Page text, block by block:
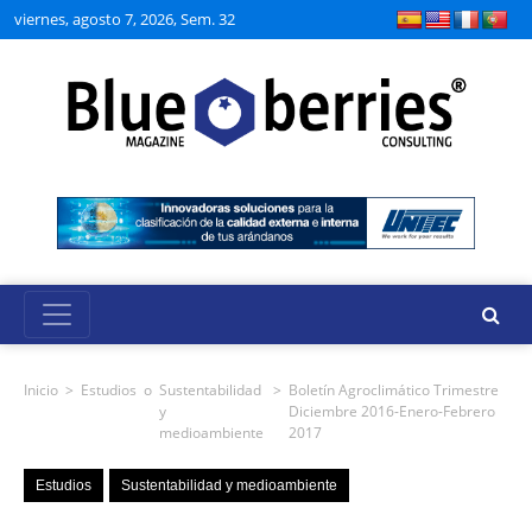
viernes, agosto 7, 2026, Sem. 32
Inicio > Estudios o Sustentabilidad
y
medioambiente
> Boletín Agroclimático Trimestre
Diciembre 2016-Enero-Febrero
2017
Estudios Sustentabilidad y medioambiente